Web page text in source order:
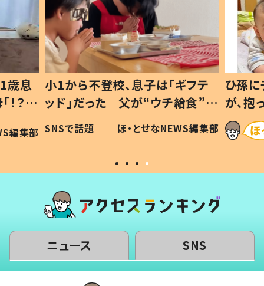
歳息
？」
編集部
小1から不登校、息子は「ギフテ
ッド」だった 父が“ウチ給食”を
作り続ける理由とは #令和の親
#令和の子
SNSで話題 ほ・とせなNEWS編集部
ひ孫
が、
「涙が
い」
ニュース SNS